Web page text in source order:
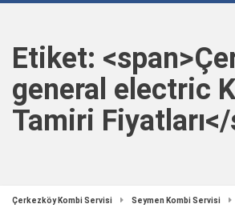
Etiket:
general electric
Tamiri
Çerkezköy Kombi Servisi Seymen Kombi Servisi